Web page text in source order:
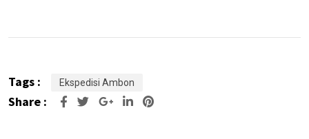
Tags : Ekspedisi Ambon
Share : Google+LinkedIn
Pinterest